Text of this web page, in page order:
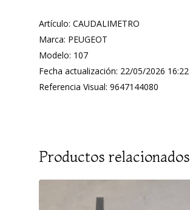
Artículo: CAUDALIMETRO
Marca: PEUGEOT
Modelo: 107
Fecha actualización: 22/05/2026 16:22
Referencia Visual: 9647144080
Productos relacionados